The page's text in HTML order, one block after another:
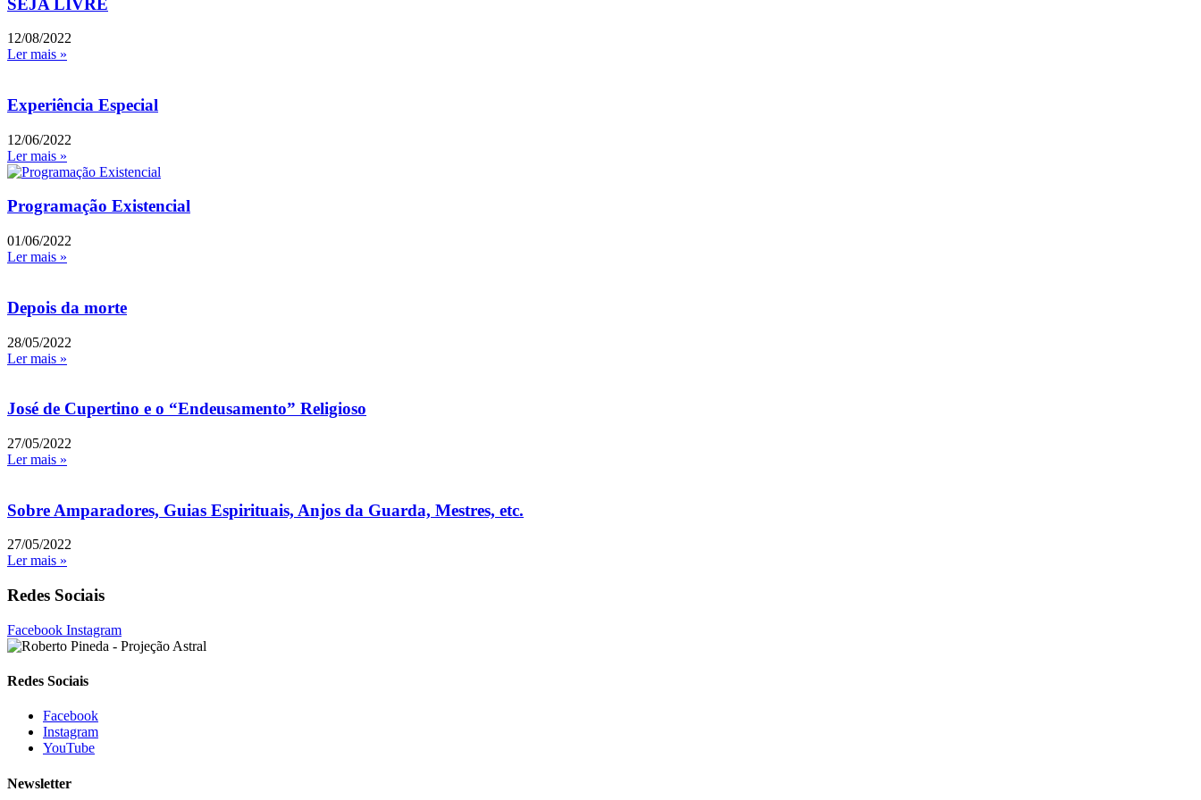
12/08/2022
Ler mais »
Experiência Especial
12/06/2022
Ler mais »
Programação Existencial
01/06/2022
Ler mais »
Depois da morte
28/05/2022
Ler mais »
José de Cupertino e o “Endeusamento” Religioso
27/05/2022
Ler mais »
Sobre Amparadores, Guias Espirituais, Anjos da Guarda, Mestres, etc.
27/05/2022
Ler mais »
Redes Sociais
Facebook Instagram
Redes Sociais
Facebook
Instagram
YouTube
Newsletter